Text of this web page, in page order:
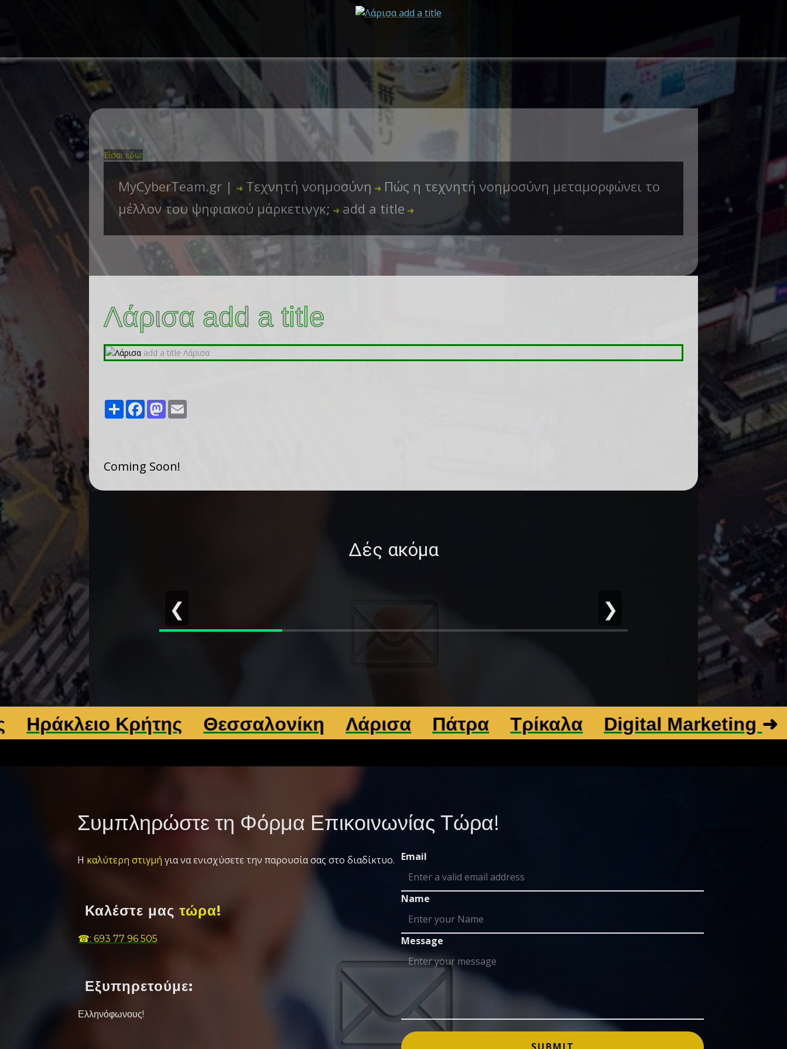
Είσαι εδω:
MyCyberTeam.gr | ➜ Τεχνητή νοημοσύνη ➜ Πώς η τεχνητή νοημοσύνη μεταμορφώνει το
μέλλον του ψηφιακού μάρκετινγκ; ➜ add a title ➜
Λάρισα add a title
Share FacebookMastodon
Coming Soon!
Δές ακόμα
❮ ❯
Κρήτης Θεσσαλονίκη Λάρισα Πάτρα Τρίκαλα Digital Marketing➜
Συμπληρώστε τη Φόρμα Επικοινωνίας Τώρα!
Η καλύτερη στιγμή για να ενισχύσετε την παρουσία σας στο διαδίκτυο.
Καλέστε μας τώρα!
☎: 693 77 96 505
Εξυπηρετούμε:
Ελληνόφωνους!
Email
Name
Message